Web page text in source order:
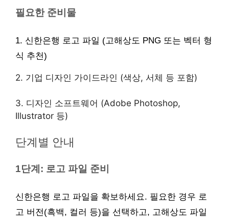
필요한 준비물
1. 신한은행 로고 파일 (고해상도 PNG 또는 벡터 형
식 추천)
2. 기업 디자인 가이드라인 (색상, 서체 등 포함)
3. 디자인 소프트웨어 (Adobe Photoshop,
Illustrator 등)
단계별 안내
1단계: 로고 파일 준비
신한은행 로고 파일을 확보하세요. 필요한 경우 로
고 버전(흑백, 컬러 등)을 선택하고, 고해상도 파일